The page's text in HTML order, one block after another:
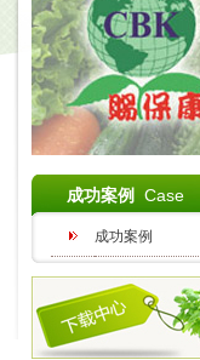
成功案例 Case
成功案例